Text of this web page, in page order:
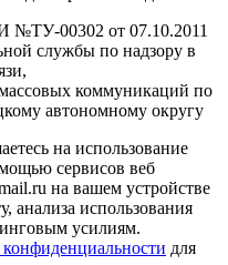
№ТУ-00302 от 07.10.2011
службы по надзору в
коммуникаций по
автономному округу
на использование
сервисов веб
на вашем устройстве
анализа использования
усилиям.
для